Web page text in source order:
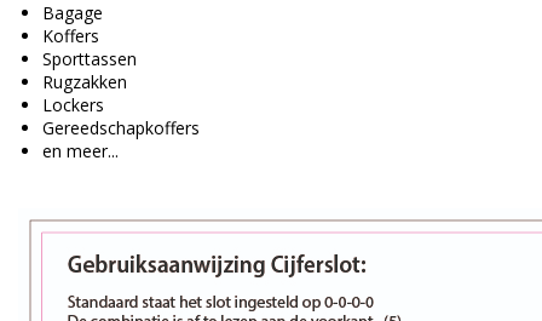
Bagage
Koffers
Sporttassen
Rugzakken
Lockers
Gereedschapkoffers
en meer...